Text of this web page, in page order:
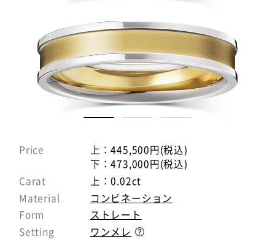
Price
上：445,500円(税込)
下：473,000円(税込)
Carat
上：0.02ct
Material
コンビネーション
Form
ストレート
Setting
ワンメレ